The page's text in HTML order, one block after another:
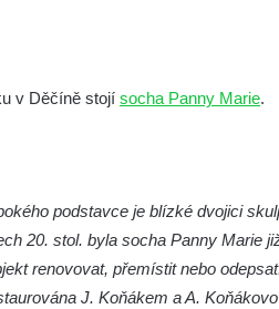
v Děčíně stojí socha Panny Marie.
podstavce je blízké dvojici
20. stol. byla socha Panny Marie
renovovat, přemístit nebo
J. Koňákem a A.